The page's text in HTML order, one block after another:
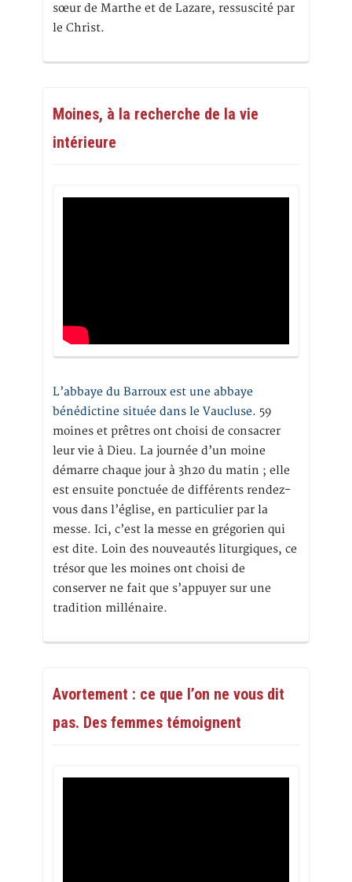
sœur de Marthe et de Lazare, ressuscité par
le Christ.
Moines, à la recherche de la vie
intérieure
L’abbaye du Barroux est une abbaye
bénédictine située dans le Vaucluse. 59
moines et prêtres ont choisi de consacrer
leur vie à Dieu. La journée d’un moine
démarre chaque jour à 3h20 du matin ; elle
est ensuite ponctuée de différents rendez-
vous dans l’église, en particulier par la
messe. Ici, c’est la messe en grégorien qui
est dite. Loin des nouveautés liturgiques, ce
trésor que les moines ont choisi de
conserver ne fait que s’appuyer sur une
tradition millénaire.
Avortement : ce que l’on ne vous dit
pas. Des femmes témoignent